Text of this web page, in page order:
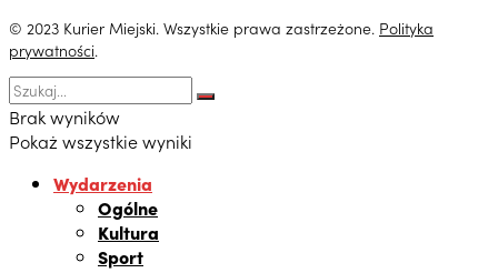
© 2023 Kurier Miejski. Wszystkie prawa zastrzeżone. Polityka
prywatności.
Brak wyników
Pokaż wszystkie wyniki
Wydarzenia
Ogólne
Kultura
Sport